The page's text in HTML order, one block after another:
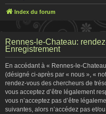
Index du forum
Rennes-le-Chateau:
Enregistrement
En accédant à « Rennes-le-
(désigné ci-après par « nous », «
rendez-vous des chercheurs de
vous acceptez d’être légalement
vous n’acceptez pas d’être
suivantes, alors n’accédez pas et/